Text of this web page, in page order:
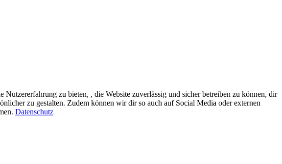
zu bieten, , die Website zuverlässig und sicher betreiben zu können, dir
zu gestalten. Zudem können wir dir so auch auf Social Media oder externen
Datenschutz